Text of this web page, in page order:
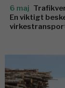
6 maj
En viktigt